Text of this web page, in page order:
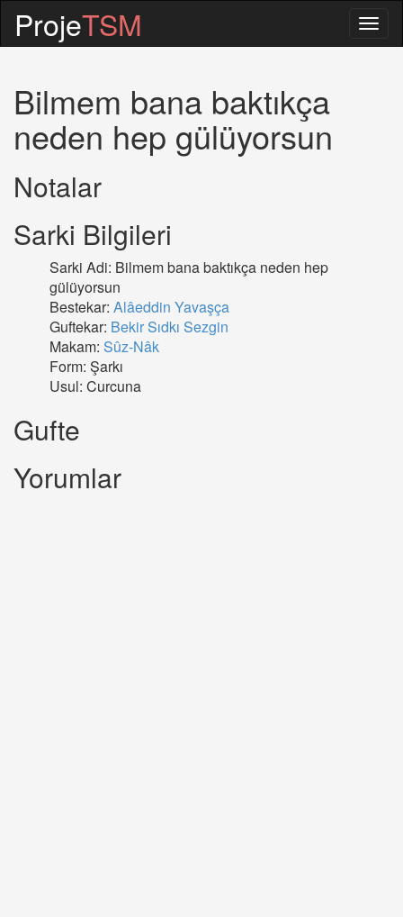
ProjeTSM
Bilmem bana baktıkça
neden hep gülüyorsun
Notalar
Sarki Bilgileri
Sarki Adi: Bilmem bana baktıkça neden hep
gülüyorsun
Bestekar: Alâeddin Yavaşça
Guftekar: Bekir Sıdkı Sezgin
Makam: Sûz-Nâk
Form: Şarkı
Usul: Curcuna
Gufte
Yorumlar